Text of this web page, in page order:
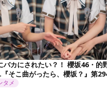
バカにされたい？！ 櫻坂46・的
そこ曲がったら、櫻坂？』第
タメ